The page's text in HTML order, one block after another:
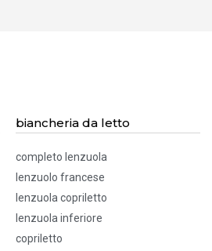
biancheria da letto
completo lenzuola
lenzuolo francese
lenzuola copriletto
lenzuola inferiore
copriletto